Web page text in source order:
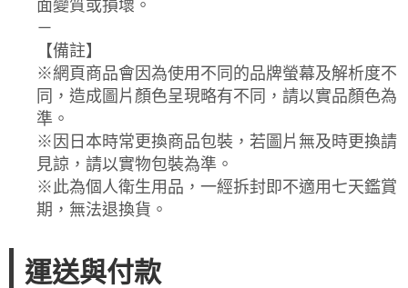
面變質或損壞。
－
【備註】
※網頁商品會因為使用不同的品牌螢幕及解析度不
同，造成圖片顏色呈現略有不同，請以實品顏色為
準。
※因日本時常更換商品包裝，若圖片無及時更換請
見諒，請以實物包裝為準。
※此為個人衛生用品，一經拆封即不適用七天鑑賞
期，無法退換貨。
運送與付款